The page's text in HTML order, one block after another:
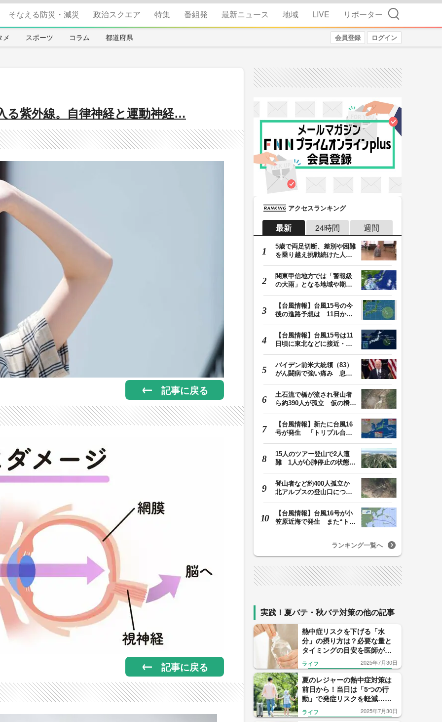
そなえる防災・減災 政治スクエア 特集 番組発 最新ニュース 地域 LIVE リポーター 検索
メ スポーツ コラム 都道府県 会員登録 ログイン
る紫外線。自律神経と運動神経…
記事に戻る
記事に戻る
アクセスランキング
最新 24時間 週間
5歳で両足切断、差別や困難
を乗り越え挑戦続けた人
関東甲信地方では「警報級
の大雨」となる地域や期間
【台風情報】台風15号の今
後の進路予想は 11日から
【台風情報】台風15号は11
日頃に東北などに接近・上
バイデン前米大統領（83）
がん闘病で強い痛み 息子
土石流で橋が流され登山者
ら約390人が孤立 仮の橋が
【台風情報】新たに台風16
号が発生 「トリプル台
15人のツアー登山で2人遭
難 1人が心肺停止の状態、
登山者など約400人孤立か
北アルプスの登山口につな
【台風情報】台風16号が小
笠原近海で発生 また“トリ
ランキング一覧へ
実践！夏バテ・秋バテ対策の他の記事
熱中症リスクを下げる「水
分」の摂り方は？必要な量と
タイミングの目安を医師が解
説。子供に飲んでもらうコツ
も
ライフ 2025年7月30日
夏のレジャーの熱中症対策は
前日から！当日は「5つの行
動」で発症リスクを軽減…危
ないサインと“もしもの対処
法”を医師が解説
ライフ 2025年7月30日